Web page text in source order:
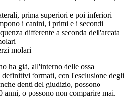
prima superiori e poi inferiori
i canini, i primi e i secondi
differente a seconda dell'arcata
molari
ha già, all'interno delle ossa
definitivi formati, con l'esclusione degli
denti del giudizio, possono
anni, o possono non comparire mai.